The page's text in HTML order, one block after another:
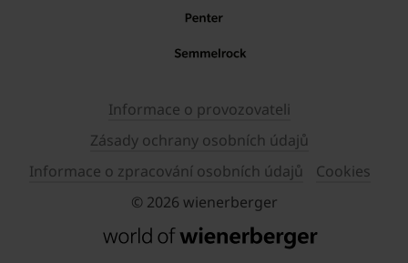
Informace o provozovateli
Zásady ochrany osobních údajů
Informace o zpracování osobních údajů
Cookies
© 2026 wienerberger